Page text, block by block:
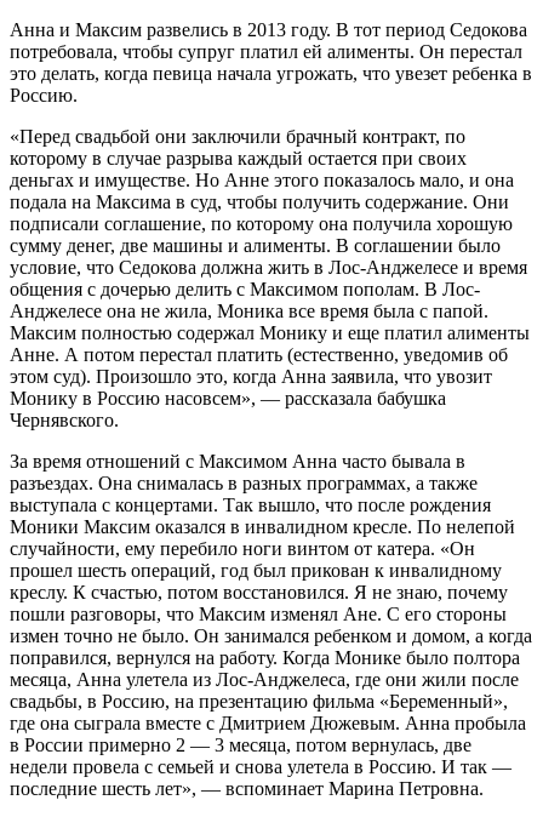
Анна и Максим развелись в 2013 году. В тот период Седокова
потребовала, чтобы супруг платил ей алименты. Он перестал
это делать, когда певица начала угрожать, что увезет ребенка в
Россию.
«Перед свадьбой они заключили брачный контракт, по
которому в случае разрыва каждый остается при своих
деньгах и имуществе. Но Анне этого показалось мало, и она
подала на Максима в суд, чтобы получить содержание. Они
подписали соглашение, по которому она получила хорошую
сумму денег, две машины и алименты. В соглашении было
условие, что Седокова должна жить в Лос-Анджелесе и время
общения с дочерью делить c Максимом пополам. В Лос-
Анджелесе она не жила, Моника все время была с папой.
Максим полностью содержал Монику и еще платил алименты
Анне. А потом перестал платить (естественно, уведомив об
этом суд). Произошло это, когда Анна заявила, что увозит
Монику в Россию насовсем», — рассказала бабушка
Чернявского.
За время отношений с Максимом Анна часто бывала в
разъездах. Она снималась в разных программах, а также
выступала с концертами. Так вышло, что после рождения
Моники Максим оказался в инвалидном кресле. По нелепой
случайности, ему перебило ноги винтом от катера. «Он
прошел шесть операций, год был прикован к инвалидному
креслу. К счастью, потом восстановился. Я не знаю, почему
пошли разговоры, что Максим изменял Ане. С его стороны
измен точно не было. Он занимался ребенком и домом, а когда
поправился, вернулся на работу. Когда Монике было полтора
месяца, Анна улетела из Лос-Анджелеса, где они жили после
свадьбы, в Россию, на презентацию фильма «Беременный»,
где она сыграла вместе с Дмитрием Дюжевым. Анна пробыла
в России примерно 2 — 3 месяца, потом вернулась, две
недели провела с семьей и снова улетела в Россию. И так —
последние шесть лет», — вспоминает Марина Петровна.